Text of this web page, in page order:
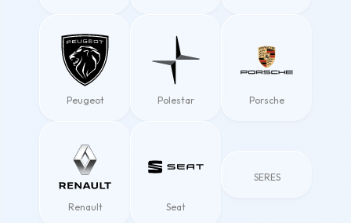
Peugeot Polestar Porsche
Renault Seat
SERES